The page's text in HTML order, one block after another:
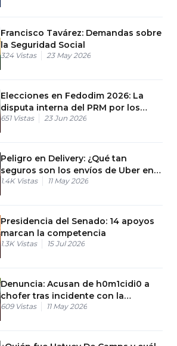
Francisco Tavárez: Demandas sobre
la Seguridad Social
324 Vistas 23 May 2026
Elecciones en Fedodim 2026: La
disputa interna del PRM por los
municipios
651 Vistas 23 Jun 2026
Peligro en Delivery: ¿Qué tan
seguros son los envíos de Uber en
RD?
1.4K Vistas 11 May 2026
Presidencia del Senado: 14 apoyos
marcan la competencia
1.3K Vistas 15 Jul 2026
Denuncia: Acusan de h0m1cidi0 a
chofer tras incidente con la
DIGESETT
609 Vistas 11 May 2026